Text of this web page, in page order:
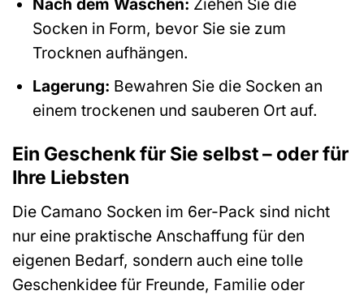
Nach dem Waschen: Ziehen Sie die
Socken in Form, bevor Sie sie zum
Trocknen aufhängen.
Lagerung: Bewahren Sie die Socken an
einem trockenen und sauberen Ort auf.
Ein Geschenk für Sie selbst – oder für
Ihre Liebsten
Die Camano Socken im 6er-Pack sind nicht
nur eine praktische Anschaffung für den
eigenen Bedarf, sondern auch eine tolle
Geschenkidee für Freunde, Familie oder